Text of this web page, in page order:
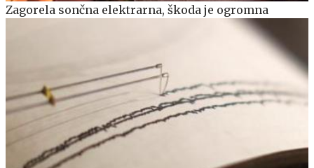
Zagorela sončna elektrarna, škoda je ogromna